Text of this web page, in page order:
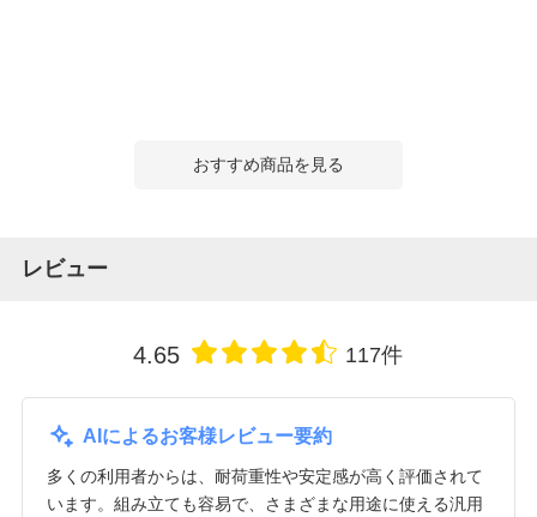
おすすめ商品を見る
レビュー
4.65 117件
AIによるお客様レビュー要約
多くの利用者からは、耐荷重性や安定感が高く評価されて
います。組み立ても容易で、さまざまな用途に使える汎用